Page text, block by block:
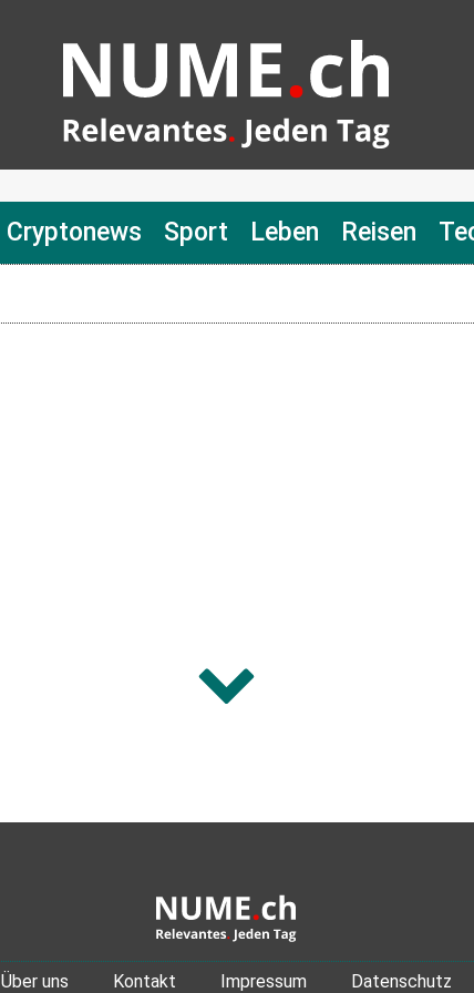
Cryptonews Sport Leben Reisen
Über uns Kontakt Impressum Datenschutz